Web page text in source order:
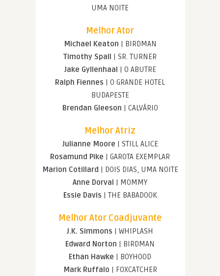
UMA NOITE
Melhor Ator
Michael Keaton | BIRDMAN
Timothy Spall | SR. TURNER
Jake Gyllenhaal | O ABUTRE
Ralph Fiennes | O GRANDE HOTEL
BUDAPESTE
Brendan Gleeson | CALVÁRIO
Melhor Atriz
Julianne Moore | STILL ALICE
Rosamund Pike | GAROTA EXEMPLAR
Marion Cotillard | DOIS DIAS, UMA NOITE
Anne Dorval | MOMMY
Essie Davis | THE BABADOOK
Melhor Ator Coadjuvante
J.K. Simmons | WHIPLASH
Edward Norton | BIRDMAN
Ethan Hawke | BOYHOOD
Mark Ruffalo | FOXCATCHER